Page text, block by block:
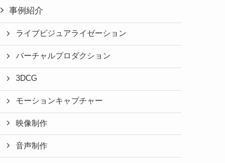
事例紹介
ライブビジュアライゼーション
バーチャルプロダクション
3DCG
モーションキャプチャー
映像制作
音声制作